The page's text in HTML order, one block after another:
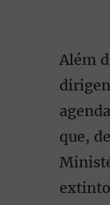
Além
que,